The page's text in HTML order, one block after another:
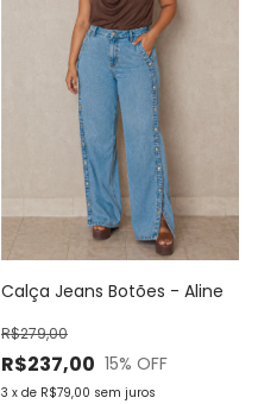
Calça Jeans Botões - Aline
R$237,00
R$279,00
15% OFF
3 x de R$79,00 sem juros